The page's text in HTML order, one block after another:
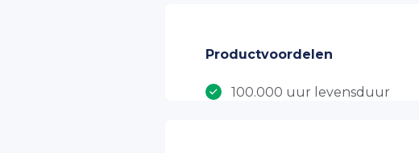
Productvoordelen
100.000 uur levensduur